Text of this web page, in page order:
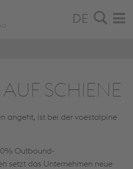
DE
AUF SCHIE­NE
angeht, ist bei der voestalpine
Outbound-
setzt das Unternehmen neue